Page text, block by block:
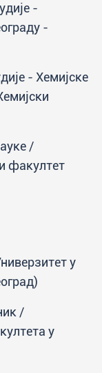
-
-
- Хемијске
/
факултет
у
/
у